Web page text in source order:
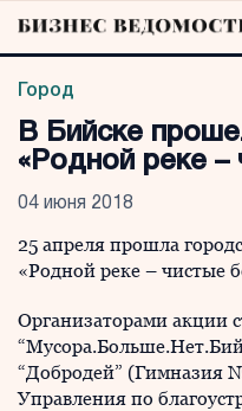
Город
В Бийске
«Родной реке –
04 июня 2018
25 апреля прошла
«Родной реке – чистые
Организаторами акции
“Добродей” (Гимназия
Управления по